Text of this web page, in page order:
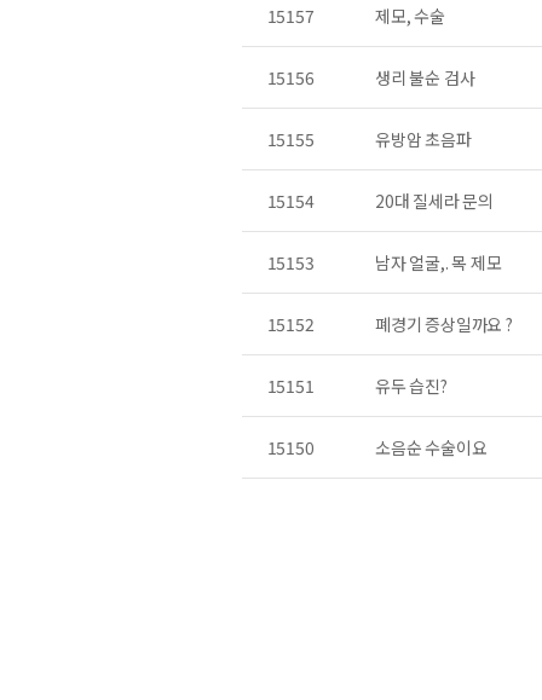
15157 제모, 수술
15156 생리 불순 검사
15155 유방암 초음파
15154 20대 질세라 문의
15153 남자 얼굴,. 목 제모
15152 폐경기 증상일까요 ?
15151 유두 습진?
15150 소음순 수술이요